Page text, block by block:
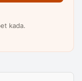
kada.